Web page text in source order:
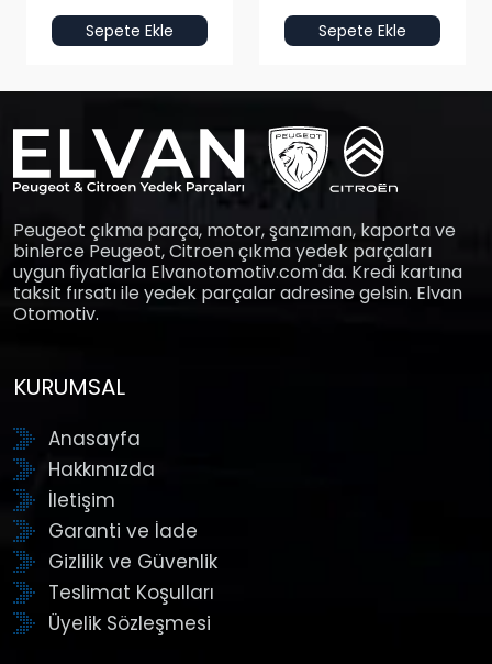
Sepete Ekle Sepete Ekle
Peugeot çıkma parça, motor, şanzıman, kaporta ve
binlerce Peugeot, Citroen çıkma yedek parçaları
uygun fiyatlarla Elvanotomotiv.com'da. Kredi kartına
taksit fırsatı ile yedek parçalar adresine gelsin. Elvan
Otomotiv.
KURUMSAL
Anasayfa
Hakkımızda
İletişim
Garanti ve İade
Gizlilik ve Güvenlik
Teslimat Koşulları
Üyelik Sözleşmesi